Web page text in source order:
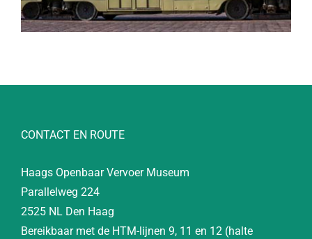
CONTACT EN ROUTE
Haags Openbaar Vervoer Museum
Parallelweg 224
2525 NL Den Haag
Bereikbaar met de HTM-lijnen 9, 11 en 12 (halte